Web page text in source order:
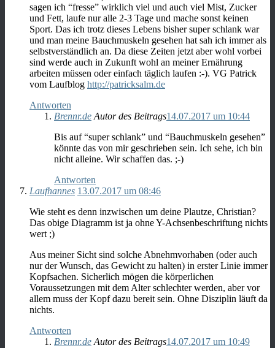
sagen ich “fresse” wirklich viel und auch viel Mist, Zucker
und Fett, laufe nur alle 2-3 Tage und mache sonst keinen
Sport. Das ich trotz dieses Lebens bisher super schlank war
und man meine Bauchmuskeln gesehen hat sah ich immer als
selbstverständlich an. Da diese Zeiten jetzt aber wohl vorbei
sind werde auch in Zukunft wohl an meiner Ernährung
arbeiten müssen oder einfach täglich laufen :-). VG Patrick
vom Laufblog http://patricksalm.de
Antworten
Brennr.de Autor des Beitrags14.07.2017 um 10:44
Bis auf “super schlank” und “Bauchmuskeln gesehen”
könnte das von mir geschrieben sein. Ich sehe, ich bin
nicht alleine. Wir schaffen das. ;-)
Antworten
Laufhannes 13.07.2017 um 08:46
Wie steht es denn inzwischen um deine Plautze, Christian?
Das obige Diagramm ist ja ohne Y-Achsenbeschriftung nichts
wert ;)
Aus meiner Sicht sind solche Abnehmvorhaben (oder auch
nur der Wunsch, das Gewicht zu halten) in erster Linie immer
Kopfsachen. Sicherlich mögen die körperlichen
Voraussetzungen mit dem Alter schlechter werden, aber vor
allem muss der Kopf dazu bereit sein. Ohne Disziplin läuft da
nichts.
Antworten
Brennr.de Autor des Beitrags14.07.2017 um 10:49